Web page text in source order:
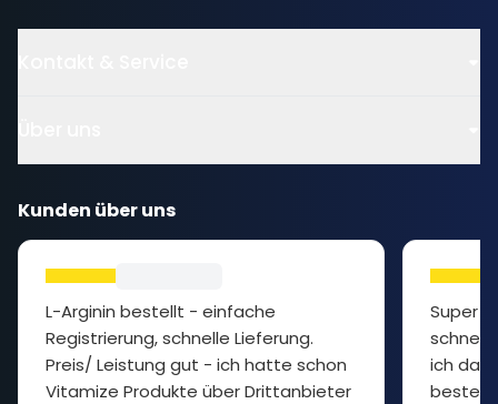
Kunden über uns
L-Arginin bestellt - einfache
Registrierung, schnelle Lieferung.
Preis/ Leistung gut - ich hatte schon
Vitamize Produkte über Drittanbieter
Super
ich das